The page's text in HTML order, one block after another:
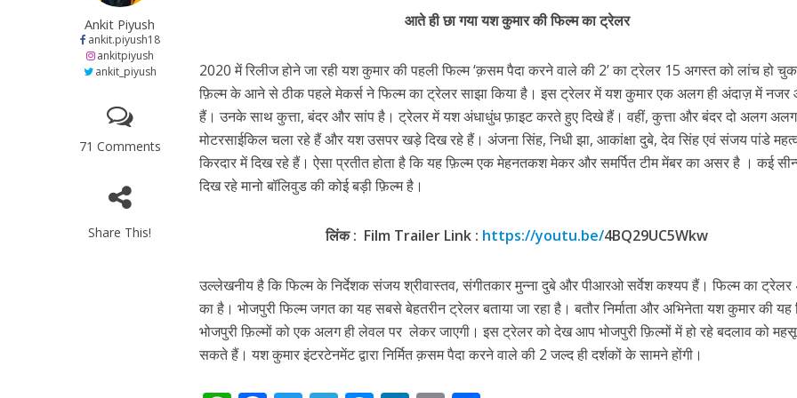
नेहा म्यूजिक वर्ल्ड पर रिलीज हुआ भोजपुरी गीत जिंदगी जियल छोड़ देहब, दर्शकों का मिल रहा भरपूर प्यार
साजिद नाडियाडवाला के साथ 25 वर्षों का सफर, अब ‘ओम गोल्डन फ्यूचर मूवीज़’ के साथ नई पारी शुरू करेंगे प्रेमचंद्र झा
Ankit Piyush
ankit.piyush18
ankitpiyush
ankit_piyush
71 Comments
Share This!
A
p
p
o
o
k
a
m
n
g
er
k
dI
n
ai ar
आते ही छा गया यश कुमार की फिल्म का ट्रेलर
2020 में रिलीज होने जा रही यश कुमार की पहली फिल्म ‘क़सम पैदा करने वाले की 2’ का ट्रेलर 15 अगस्त को लांच हो
फ़िल्म के आने से ठीक पहले मेकर्स ने फिल्म का ट्रेलर साझा किया है। इस ट्रेलर में यश कुमार एक अलग ही अंदाज़ में नजर
हैं। उनके साथ कुत्ता, बंदर और सांप है। ट्रेलर में यश अंधाधुंध फ़ाइट करते हुए दिखे हैं। वहीं, कुत्ता और बंदर दो अलग अलग
मोटरसाईकिल चला रहे हैं और यश उसपर खड़े दिख रहे हैं। अंजना सिंह, निधी झा, आकांक्षा दुबे, देव सिंह एवं संजय पांडे
किरदार में दिख रहे हैं। ऐसा प्रतीत होता है कि यह फ़िल्म एक मेहनतकश मेकर और समर्पित टीम मेंबर का असर है । कई
दिख रहे मानो बॉलिवुड की कोई बड़ी फ़िल्म है।
लिंक : Film Trailer Link : https://youtu.be/4BQ29UC5Wkw
उल्लेखनीय है कि फिल्म के निर्देशक संजय श्रीवास्तव, संगीतकार मुन्ना दुबे और पीआरओ सर्वेश कश्यप हैं। फिल्म का ट्रेलर
का है। भोजपुरी फिल्म जगत का यह सबसे बेहतरीन ट्रेलर बताया जा रहा है। बतौर निर्माता और अभिनेता यश कुमार की यह
भोजपुरी फ़िल्मों को एक अलग ही लेवल पर लेकर जाएगी। इस ट्रेलर को देख आप भोजपुरी फ़िल्मों में हो रहे बदलाव को
सकते हैं। यश कुमार इंटरटेनमेंट द्वारा निर्मित क़सम पैदा करने वाले की 2 जल्द ही दर्शकों के सामने होंगी।